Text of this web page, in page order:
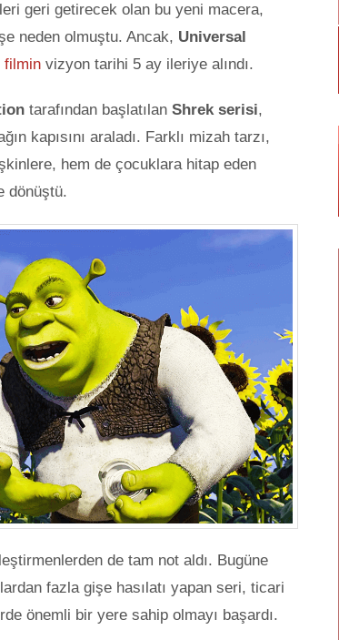
geri getirecek olan bu yeni macera,
neden olmuştu. Ancak, Universal
filmin vizyon tarihi 5 ay ileriye alındı.
tarafından başlatılan Shrek serisi,
kapısını araladı. Farklı mizah tarzı,
hem de çocuklara hitap eden
dönüştü.
de tam not aldı. Bugüne
fazla gişe hasılatı yapan seri, ticari
önemli bir yere sahip olmayı başardı.